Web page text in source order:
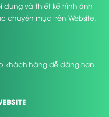
và thiết kế hình ảnh
chuyên mục trên Website.
khách hàng dễ dàng hơn